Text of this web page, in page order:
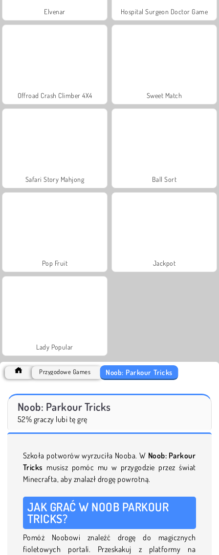
Elvenar Hospital Surgeon Doctor Game
Offroad Crash Climber 4X4 Sweet Match
Safari Story Mahjong Ball Sort
Pop Fruit Jackpot
Lady Popular
Przygodowe Games Noob: Parkour Tricks
Noob: Parkour Tricks
52% graczy lubi tę grę
Szkoła potworów wyrzuciła Nooba. W Noob: Parkour
Tricks musisz pomóc mu w przygodzie przez świat
Minecrafta, aby znalazł drogę powrotną.
JAK GRAĆ W NOOB PARKOUR
TRICKS?
Pomóż Noobowi znaleźć drogę do magicznych
fioletowych portali. Przeskakuj z platformy na